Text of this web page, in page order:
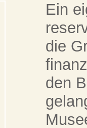
Ein
die
den